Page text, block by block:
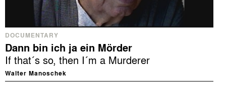
DOCUMENTARY
Dann bin ich ja ein Mörder
If that´s so, then I´m a Murderer
Walter Manoschek